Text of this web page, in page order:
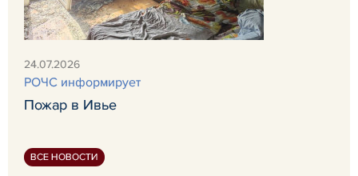
24.07.2026
РОЧС информирует
Пожар в Ивье
ВСЕ НОВОСТИ